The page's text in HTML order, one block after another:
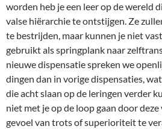
worden heb je een leer op de wereld
valse hiërarchie te ontstijgen. Ze
te bestrijden, maar kunnen je niet
gebruikt als springplank naar
nieuwe dispensatie spreken we
dingen dan in vorige dispensaties,
die acht slaan op de leringen verder
niet met je op de loop gaan door
gevoel van trots of superioriteit te